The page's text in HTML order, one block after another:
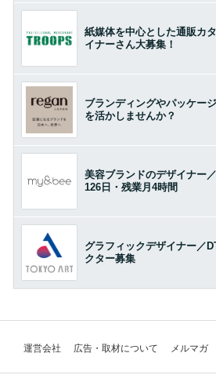
紙媒体を中心とした通販カ
イナーさん大募集！
ブランディングやパッケー
を活かしませんか？
美容ブランドのデザイナー
126日・残業月4時間
グラフィックデザイナー／
クター募集
運営会社 広告・取材について メルマガ